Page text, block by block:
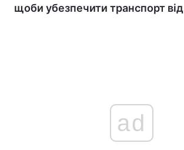
щоби убезпечити транспорт від
ad